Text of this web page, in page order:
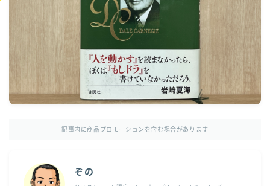
記事内に商品プロモーションを含む場合があります
ぞの